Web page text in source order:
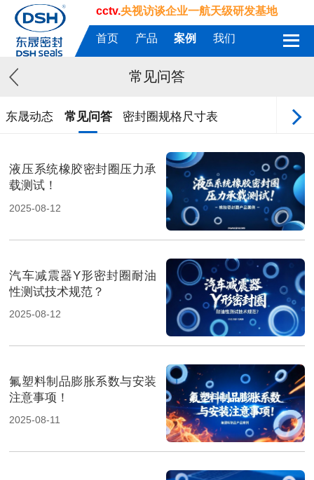
cctv.央视访谈企业一航天级研发基地
首页 产品 案例 我们
常见问答
东晟动态 常见问答 密封圈规格尺寸表
液压系统橡胶密封圈压力承
载测试！
2025-08-12
汽车减震器Y形密封圈耐油
性测试技术规范？
2025-08-12
氟塑料制品膨胀系数与安装
注意事项！
2025-08-11